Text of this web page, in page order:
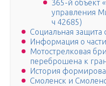
365-й объект
управления
ч 42685)
Социальная защита
Информация о части
Мотострелковая
переброшена к
История
Смоленск и